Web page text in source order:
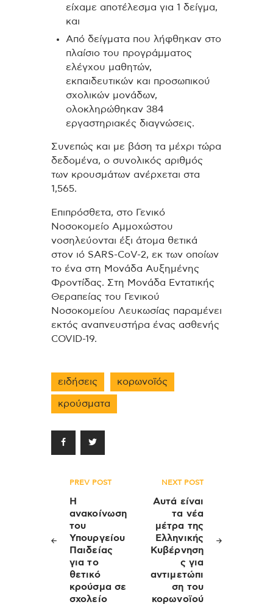
είχαμε αποτέλεσμα για 1 δείγμα,
και
Από δείγματα που λήφθηκαν στο
πλαίσιο του προγράμματος
ελέγχου μαθητών,
εκπαιδευτικών και προσωπικού
σχολικών μονάδων,
ολοκληρώθηκαν 384
εργαστηριακές διαγνώσεις.
Συνεπώς και με βάση τα μέχρι τώρα
δεδομένα, ο συνολικός αριθμός
των κρουσμάτων ανέρχεται στα
1,565.
Επιπρόσθετα, στο Γενικό
Νοσοκομείο Αμμοχώστου
νοσηλεύονται έξι άτομα θετικά
στον ιό SARS-CoV-2, εκ των οποίων
το ένα στη Μονάδα Αυξημένης
Φροντίδας. Στη Μονάδα Εντατικής
Θεραπείας του Γενικού
Νοσοκομείου Λευκωσίας παραμένει
εκτός αναπνευστήρα ένας ασθενής
COVID-19.
ειδήσεις κορωνοϊός
κρούσματα
Πλοήγηση
άρθρων
PREV POST
Η
ανακοίνωση
του
Υπουργείου
Παιδείας
για το
θετικό
κρούσμα σε
σχολείο
NEXT POST
Αυτά είναι
τα νέα
μέτρα της
Ελληνικής
Κυβέρνηση
ς για
αντιμετώπι
ση του
κορωνοϊού